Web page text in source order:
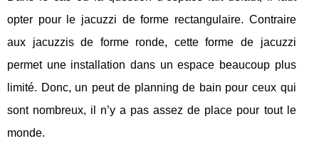
opter pour le jacuzzi de forme rectangulaire. Contraire
aux jacuzzis de forme ronde, cette forme de jacuzzi
permet une installation dans un espace beaucoup plus
limité. Donc, un peut de planning de bain pour ceux qui
sont nombreux, il n’y a pas assez de place pour tout le
monde.